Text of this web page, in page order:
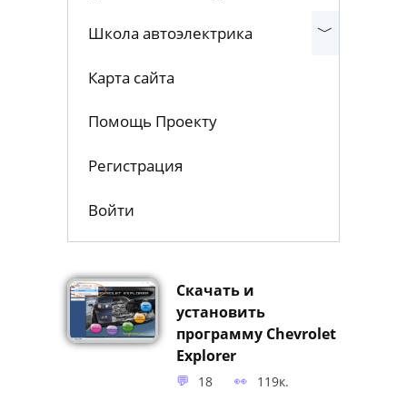
Школа автоэлектрика
Карта сайта
Помощь Проекту
Регистрация
Войти
Скачать и
установить
программу Chevrolet
Explorer
18 119к.